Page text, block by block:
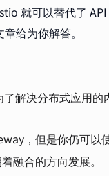
就可以替代了
给为你解答。
解决分布式应用
，但是你仍可以
融合的方向发展。